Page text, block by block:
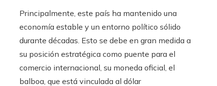
Principalmente, este país ha mantenido una
economía estable y un entorno político sólido
durante décadas. Esto se debe en gran medida a
su posición estratégica como puente para el
comercio internacional, su moneda oficial, el
balboa, que está vinculada al dólar